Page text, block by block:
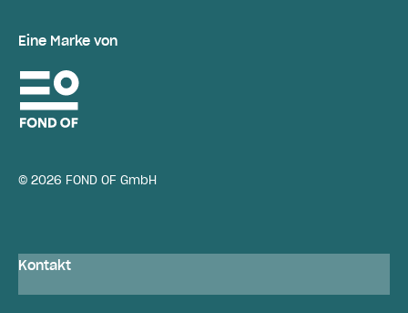
Eine Marke von
© 2026 FOND OF GmbH
Kontakt